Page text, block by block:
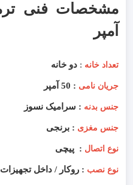
آمپر
تعداد خانه : دو خانه
جریان نامی : 50 آمپر
جنس بدنه : سرامیک نسوز
جنس مغزی : برنجی
نوع اتصال : پیچی
نوع نصب : روکار / داخل تجهیزات